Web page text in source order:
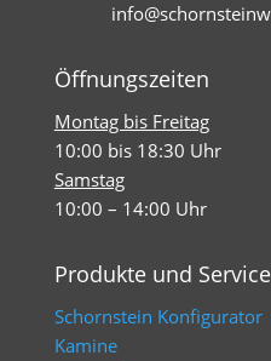
Öffnungszeiten
Montag bis Freitag
10:00 bis 18:30 Uhr
Samstag
10:00 – 14:00 Uhr
Produkte und Service
Schornstein Konfigurator
Kamine